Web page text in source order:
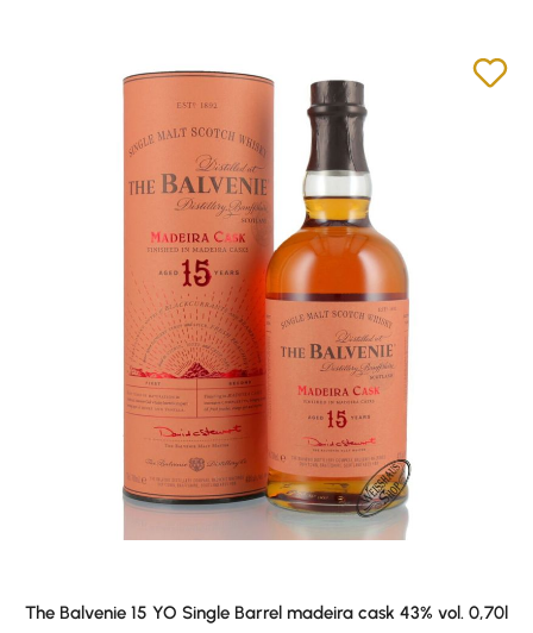
The Balvenie 15 YO Single Barrel madeira cask 43% vol. 0,70l